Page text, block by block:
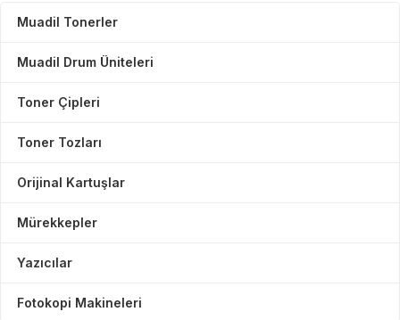
Muadil Tonerler
Muadil Drum Üniteleri
Toner Çipleri
Toner Tozları
Orijinal Kartuşlar
Mürekkepler
Yazıcılar
Fotokopi Makineleri